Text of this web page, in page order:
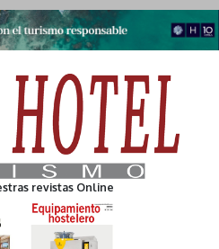
revistas Online